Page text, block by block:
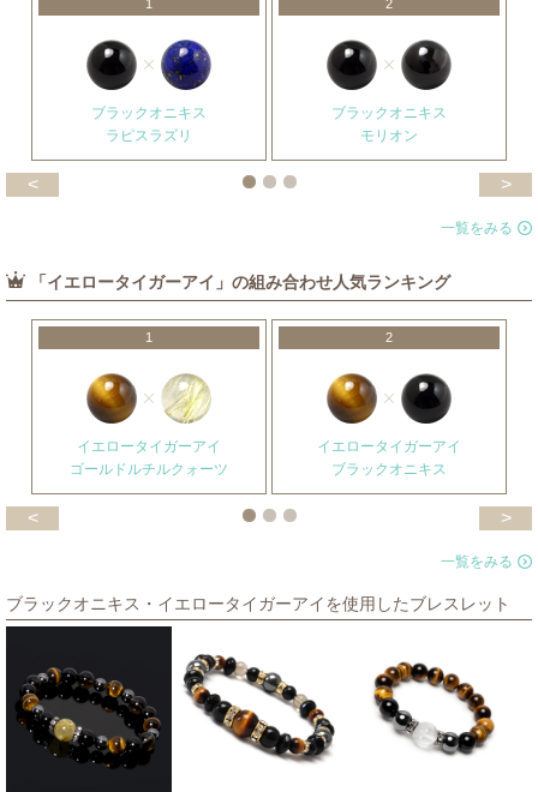
1
ブラックオニキス
ラピスラズリ
2
ブラックオニキス
モリオン
< >
一覧をみる
「イエロータイガーアイ」の組み合わせ人気ランキング
1
イエロータイガーアイ
ゴールドルチルクォーツ
2
イエロータイガーアイ
ブラックオニキス
< >
一覧をみる
ブラックオニキス・イエロータイガーアイを使用したブレスレット